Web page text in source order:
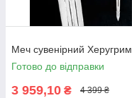
Меч сувенірний Херугрим
Готово до відправки
3 959,10 ₴ 4 399 ₴